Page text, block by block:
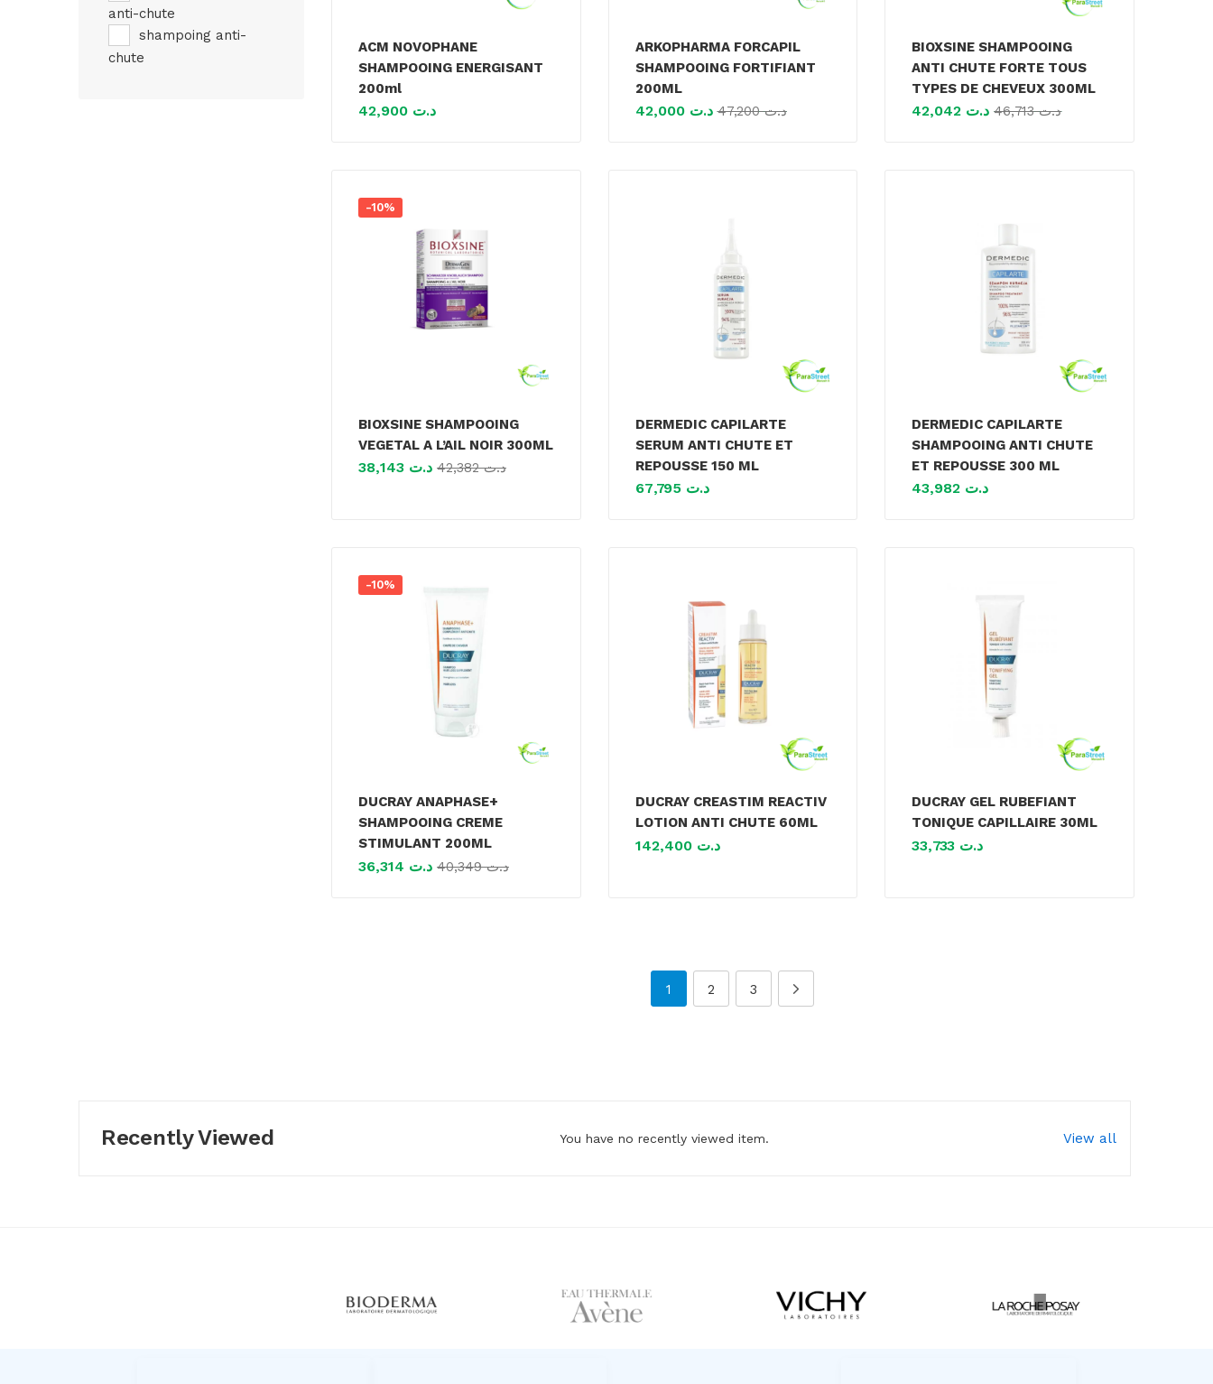
anti-chute
shampoing anti-
chute
ACM NOVOPHANE
SHAMPOOING ENERGISANT
200ml
د.ت 42,900
ARKOPHARMA FORCAPIL
SHAMPOOING FORTIFIANT
200ML
د.ت 42,000 د.ت47,200
BIOXSINE SHAMPOOING
ANTI CHUTE FORTE TOUS
TYPES DE CHEVEUX 300ML
د.ت د.ت46,713
-10%
BIOXSINE SHAMPOOING
VEGETAL A L’AIL NOIR 300ML
د.ت 38,143 د.ت42,382
DERMEDIC CAPILARTE
SERUM ANTI CHUTE ET
REPOUSSE 150 ML
د.ت 67,795
DERMEDIC CAPILARTE
SHAMPOOING ANTI CHUTE
ET REPOUSSE 300 ML
د.ت
-10%
DUCRAY ANAPHASE+
SHAMPOOING CREME
STIMULANT 200ML
د.ت د.ت40,349
DUCRAY CREASTIM REACTIV
LOTION ANTI CHUTE 60ML
د.ت 142,400
DUCRAY GEL RUBEFIANT
TONIQUE CAPILLAIRE 30ML
د.ت
1 2 3
Recently Viewed You have no recently viewed item. View all